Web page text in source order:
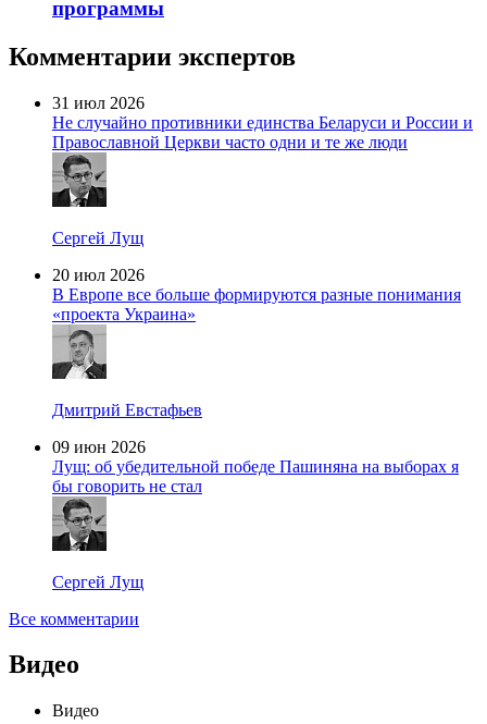
программы
Комментарии экспертов
31 июл 2026
Не случайно противники единства Беларуси и России и
Православной Церкви часто одни и те же люди
Сергей Лущ
20 июл 2026
В Европе все больше формируются разные понимания
«проекта Украина»
Дмитрий Евстафьев
09 июн 2026
Лущ: об убедительной победе Пашиняна на выборах я
бы говорить не стал
Сергей Лущ
Все комментарии
Видео
Видео